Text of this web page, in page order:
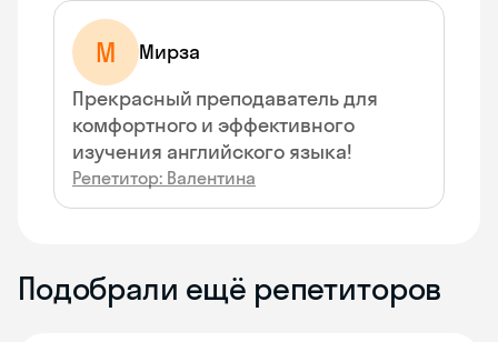
М
Мирза
Прекрасный преподаватель для
комфортного и эффективного
изучения английского языка!
Репетитор: Валентина
Подобрали ещё репетиторов